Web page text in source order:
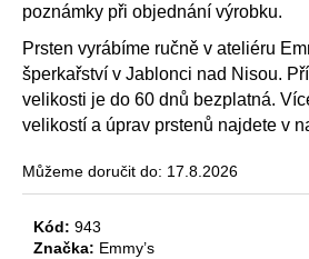
poznámky při objednání výrobku.
Prsten vyrábíme ručně v ateliéru
šperkařství v Jablonci nad Nisou.
velikosti je do 60 dnů bezplatná.
velikostí a úprav prstenů najdete v
Můžeme doručit do: 17.8.2026
Kód: 943
Značka: Emmy’s
e
m
e
Kč
Původně: